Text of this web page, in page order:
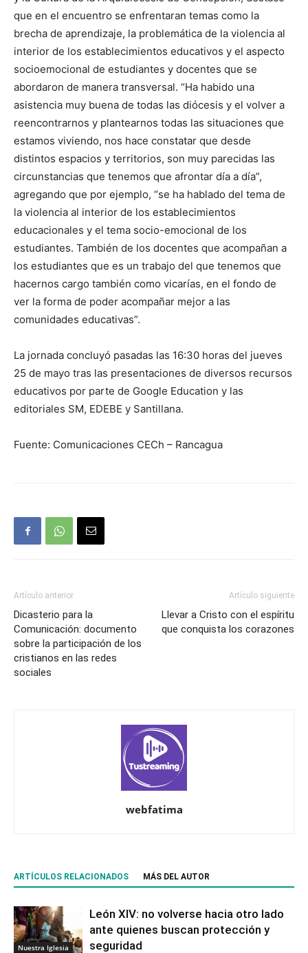
que en el encuentro se enfrentaran temas como la
brecha de aprendizaje, la problemática de la violencia al
interior de los establecimientos educativos y el aspecto
socioemocional de estudiantes y docentes que se
abordaron de manera transversal. “Ha habido una
asistencia muy buena de todas las diócesis y el volver a
reencontrarnos y plantearnos todas las situaciones que
estamos viviendo, nos hace constatar que desde
distintos espacios y territorios, son muy parecidas las
circunstancias que tenemos que afrontar día a día”,
agregando que por ejemplo, “se ha hablado del tema de
la violencia al interior de los establecimientos
educacionales y el tema socio-emocional de los
estudiantes. También de los docentes que acompañan a
los estudiantes que es un trabajo del que tenemos que
hacernos cargo también como vicarías, en el fondo de
ver la forma de poder acompañar mejor a las
comunidades educativas”.
La jornada concluyó pasadas las 16:30 horas del jueves
25 de mayo tras las presentaciones de diversos recursos
educativos por parte de Google Education y las
editoriales SM, EDEBE y Santillana.
Fuente: Comunicaciones CECh – Rancagua
Artículo anterior
Dicasterio para la
Comunicación: documento
sobre la participación de los
cristianos en las redes
sociales
Artículo siguiente
Llevar a Cristo con el espíritu
que conquista los corazones
webfatima
ARTÍCULOS RELACIONADOS MÁS DEL AUTOR
Nuestra Iglesia
León XIV: no volverse hacia otro lado
ante quienes buscan protección y
seguridad